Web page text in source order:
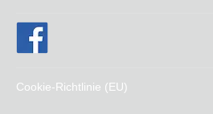
Cookie-Richtlinie (EU)